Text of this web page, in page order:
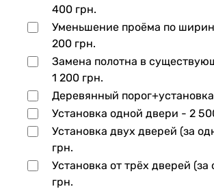
400 грн.
Уменьшение проёма по
200 грн.
Замена полотна в
1 200 грн.
Деревянный
Установка одной двери - 2
Установка двух дверей (за
грн.
Установка от трёх дверей (за
грн.